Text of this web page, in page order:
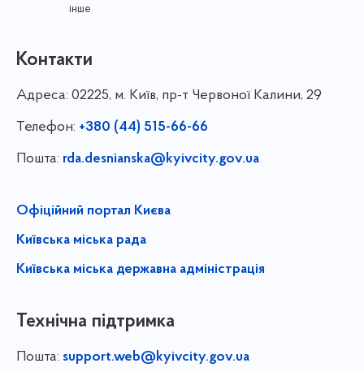
інше
Контакти
Адреса: 02225, м. Київ, пр-т Червоної Калини, 29
Телефон: +380 (44) 515-66-66
Пошта: rda.desnianska@kyivcity.gov.ua
Офіційний портал Києва
Київська міська рада
Київська міська державна адміністрація
Технічна підтримка
Пошта: support.web@kyivcity.gov.ua